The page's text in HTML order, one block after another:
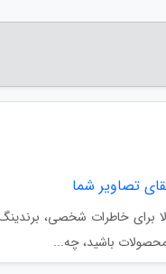
تصاویر شما
برای خاطرات شخصی،
باشید، چه...